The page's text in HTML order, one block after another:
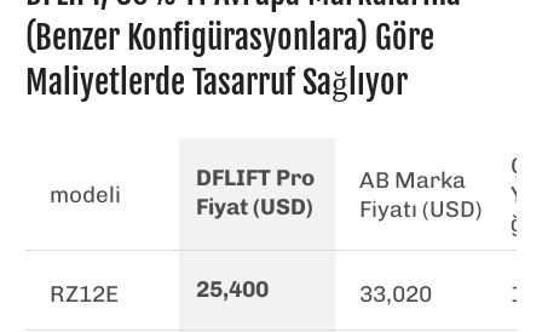
(Benzer Konfigürasyonlara) Göre
Maliyetlerde Tasarruf Sağlıyor
modeli
DFLIFT Pro
Fiyat (USD)
AB Marka
Fiyatı (USD)
ği
RZ12E 25,400 33,020 12